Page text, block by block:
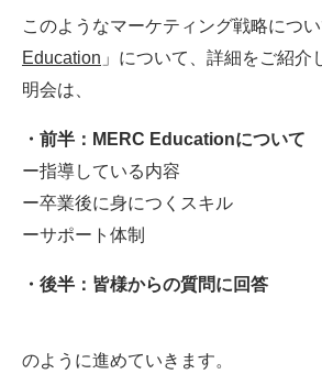
このようなマーケティング戦略につい
Education 」について、詳細をご紹介
明会は、
・前半：MERC Educationについて
ー指導している内容
ー卒業後に身につくスキル
ーサポート体制
・後半：皆様からの質問に回答
のように進めていきます。